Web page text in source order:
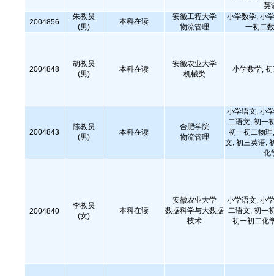
英
2004856
朱教员
(男)
本科在读
安徽工程大学
物流管理
小学数学, 小
一初二
2004848
胡教员
(男)
本科在读
安徽农业大学
机械类
小学数学,
2004843
陈教员
(男)
本科在读
合肥学院
物流管理
小学语文, 小
二语文, 初一
初一初二物
文, 初三英语,
化
2004840
李教员
(女)
本科在读
安徽农业大学
数据科学与大数据
技术
小学语文, 小
二语文, 初一
初一初二化